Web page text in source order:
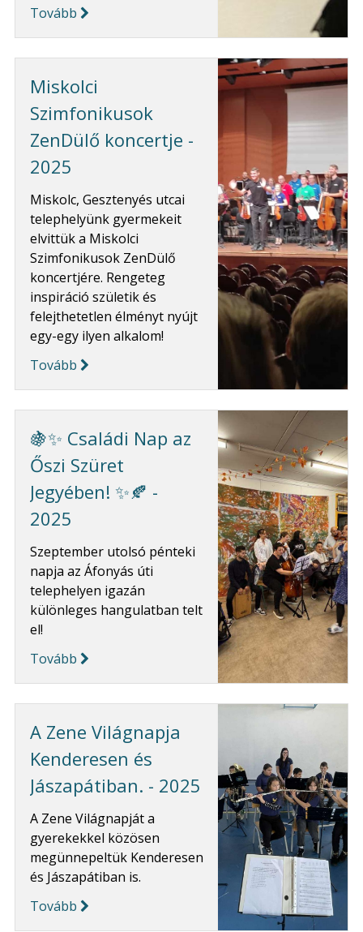
Tovább
Miskolci
Szimfonikusok
ZenDülő koncertje -
2025
Miskolc, Gesztenyés utcai
telephelyünk gyermekeit
elvittük a Miskolci
Szimfonikusok ZenDülő
koncertjére. Rengeteg
inspiráció születik és
felejthetetlen élményt nyújt
egy-egy ilyen alkalom!
Tovább
🍇✨ Családi Nap az
Őszi Szüret
Jegyében! ✨🍂 -
2025
Szeptember utolsó pénteki
napja az Áfonyás úti
telephelyen igazán
különleges hangulatban telt
el!
Tovább
A Zene Világnapja
Kenderesen és
Jászapátiban. - 2025
A Zene Világnapját a
gyerekekkel közösen
megünnepeltük Kenderesen
és Jászapátiban is.
Tovább